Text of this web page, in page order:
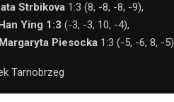
Strbikova 1:3 (8, -8, -8, -9),
Han Ying 1:3 (-3, -3, 10, -4),
Margaryta Piesocka 1:3 (-5, -6, 8, -5)
Tarnobrzeg